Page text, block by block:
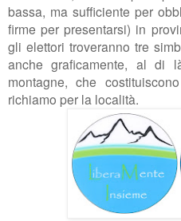
bassa, ma sufficiente per
firme per presentarsi) in
gli elettori troveranno tre
anche graficamente, al di
montagne, che
richiamo per la località.